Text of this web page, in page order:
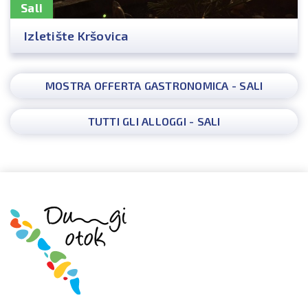
Sali
Izletište Kršovica
MOSTRA OFFERTA GASTRONOMICA - SALI
TUTTI GLI ALLOGGI - SALI